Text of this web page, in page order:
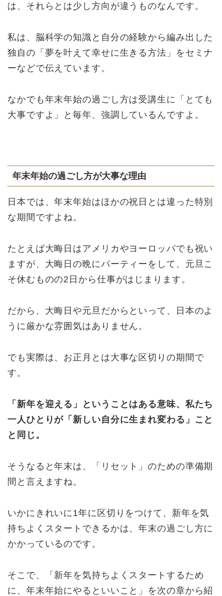
は、それらとは少し方向が違うものなんです。
私は、脳科学の知識と自分の経験から編み出した
独自の「夢を叶えて幸せに生きる方法」をセミナ
ーなどで伝えています。
なかでも年末年始の過ごし方は受講生に「とても
大事ですよ」と毎年、強調しているんですよ。
年末年始の過ごし方が大事な理由
日本では、年末年始はほかの祝日とは違った特別
な期間ですよね。
たとえば大晦日はアメリカやヨーロッパでも祝い
ますが、大晦日の晩にパーティーをして、元旦こ
そ休むものの2日から仕事がはじまります。
だから、大晦日や元旦だからといって、日本のよ
うに厳かな雰囲気はありません。
でも実際は、お正月とは大事な区切りの期間で
す。
「新年を迎える」ということはある意味、私たち
一人ひとりが「新しい自分に生まれ変わる」こと
と同じ。
そうなると年末は、「リセット」のための準備期
間と言えますね。
いかにきれいに1年に区切りをつけて、新年を気
持ちよくスタートできるかは、年末の過ごし方に
かかっているのです。
そこで、「新年を気持ちよくスタートするため
に、年末年始にやるといいこと」を次の章から紹